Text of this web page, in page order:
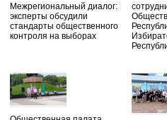
Межрегиональный диалог:
эксперты обсудили
стандарты общественного
контроля на выборах